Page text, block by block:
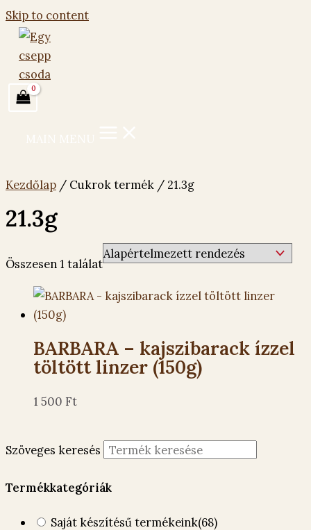
Skip to content
Szöveges keresés
Termékkategóriák
Saját készítésű termékeink(68)
Kezdőlap / Cukrok termék / 21.3g
21.3g
Összesen 1 találat
BARBARA – kajszibarack ízzel
töltött linzer (150g)
1 500 Ft